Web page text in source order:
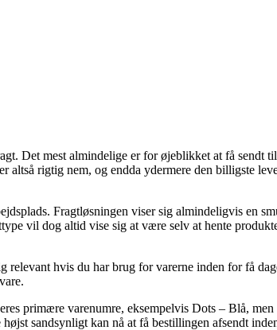
Det mest almindelige er for øjeblikket at få sendt
rigtig nem, og endda ydermere den billigste
Fragtløsningen viser sig almindeligvis en
vil dog altid vise sig at være selv at hente
hvis du har brug for varerne inden for få
primære varenumre, eksempelvis Dots – Blå,
sandsynligt kan nå at få bestillingen afsendt